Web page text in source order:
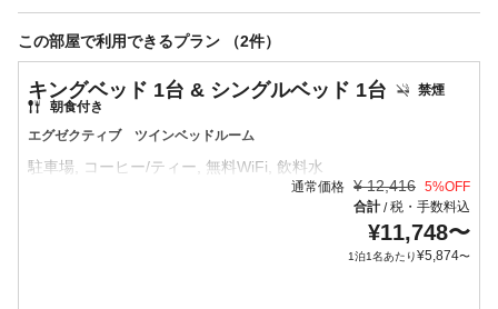
この部屋で利用できるプラン （2件）
エグゼクティブ ツインベッドルーム
禁煙
朝食付き
キングベッド 1台 & シングルベッド 1台
通常価格 ¥ 12,416 5%OFF
合計/税・手数料込
¥11,748〜
1泊1名あたり¥5,874〜